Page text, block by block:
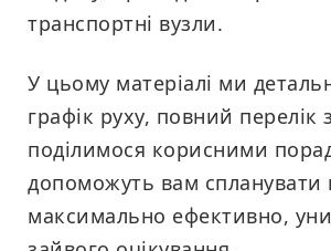
транспортні вузли.
У цьому матеріалі ми
графік руху, повний перелік
поділимося корисними
допоможуть вам спланувати
максимально ефективно,